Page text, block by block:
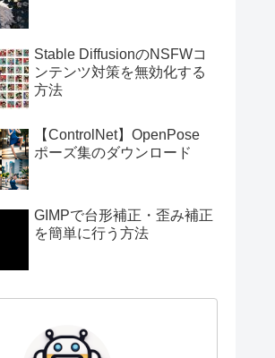
Stable DiffusionのNSFWコ
ンテンツ対策を無効化する
方法
【ControlNet】OpenPose
ポーズ集のダウンロード
GIMPで台形補正・歪み補正
を簡単に行う方法